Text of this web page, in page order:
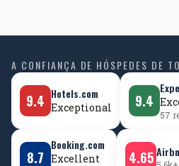
A CONFIANÇA DE HÓSPEDES DE
9.4 Hotels.com
Exceptional 9.4
57
8.7
Booking.com
Excellent 4.65